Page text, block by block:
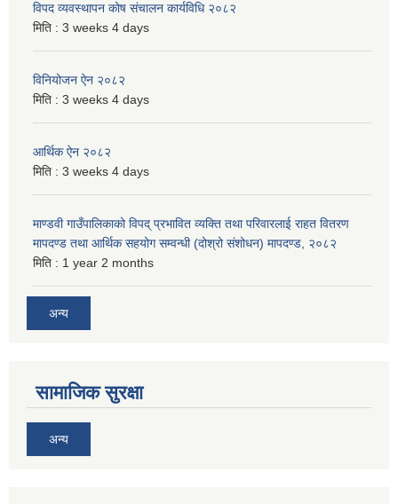
विपद व्यवस्थापन कोष संचालन कार्यविधि २०८२
मिति : 3 weeks 4 days
विनियोजन ऐन २०८२
मिति : 3 weeks 4 days
आर्थिक ऐन २०८२
मिति : 3 weeks 4 days
माण्डवी गाउँपालिकाको विपद् प्रभावित व्यक्ति तथा परिवारलाई राहत वितरण
मापदण्ड तथा आर्थिक सहयोग सम्वन्धी (दोश्रो संशोधन) मापदण्ड, २०८२
मिति : 1 year 2 months
अन्य
सामाजिक सुरक्षा
अन्य